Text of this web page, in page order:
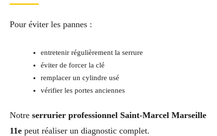
Pour éviter les pannes :
entretenir régulièrement la serrure
éviter de forcer la clé
remplacer un cylindre usé
vérifier les portes anciennes
Notre serrurier professionnel Saint-Marcel Marseille
11e peut réaliser un diagnostic complet.